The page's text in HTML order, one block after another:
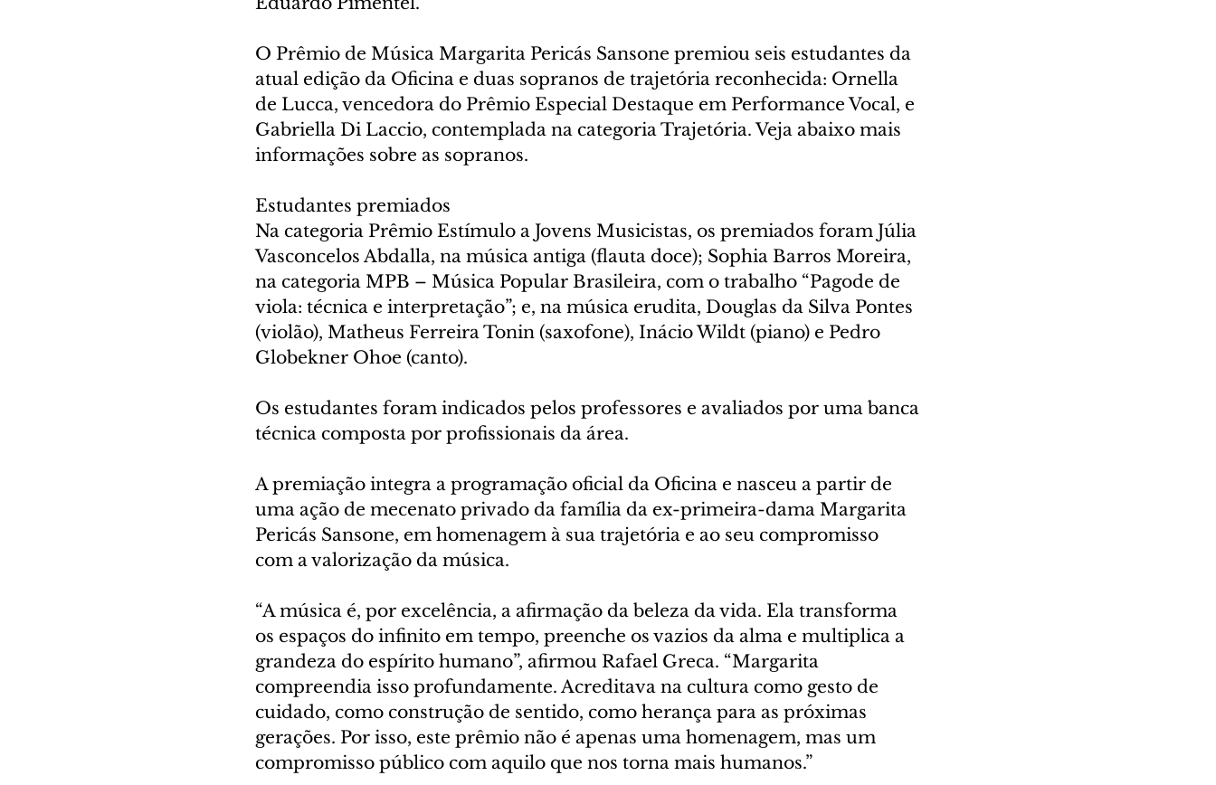
O Prêmio de Música Margarita Pericás Sansone premiou seis estudantes da
atual edição da Oficina e duas sopranos de trajetória reconhecida: Ornella
de Lucca, vencedora do Prêmio Especial Destaque em Performance Vocal, e
Gabriella Di Laccio, contemplada na categoria Trajetória. Veja abaixo mais
informações sobre as sopranos.
Estudantes premiados
Na categoria Prêmio Estímulo a Jovens Musicistas, os premiados foram Júlia
Vasconcelos Abdalla, na música antiga (flauta doce); Sophia Barros Moreira,
na categoria MPB – Música Popular Brasileira, com o trabalho “Pagode de
viola: técnica e interpretação”; e, na música erudita, Douglas da Silva Pontes
(violão), Matheus Ferreira Tonin (saxofone), Inácio Wildt (piano) e Pedro
Globekner Ohoe (canto).
Os estudantes foram indicados pelos professores e avaliados por uma banca
técnica composta por profissionais da área.
A premiação integra a programação oficial da Oficina e nasceu a partir de
uma ação de mecenato privado da família da ex-primeira-dama Margarita
Pericás Sansone, em homenagem à sua trajetória e ao seu compromisso
com a valorização da música.
“A música é, por excelência, a afirmação da beleza da vida. Ela transforma
os espaços do infinito em tempo, preenche os vazios da alma e multiplica a
grandeza do espírito humano”, afirmou Rafael Greca. “Margarita
compreendia isso profundamente. Acreditava na cultura como gesto de
cuidado, como construção de sentido, como herança para as próximas
gerações. Por isso, este prêmio não é apenas uma homenagem, mas um
compromisso público com aquilo que nos torna mais humanos.”